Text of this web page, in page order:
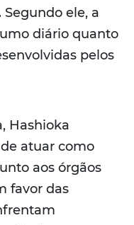
ele, a
diário quanto
pelos
Hashioka
atuar como
aos órgãos
favor das